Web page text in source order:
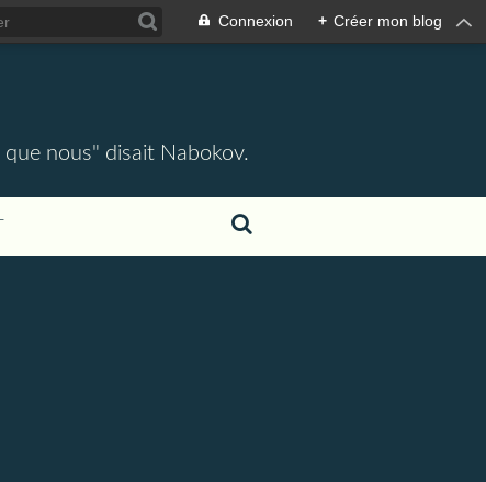
Connexion + Créer mon blog
nous" disait Nabokov.